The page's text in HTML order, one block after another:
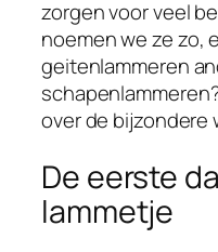
zorgen voor veel
noemen we ze zo,
geitenlammeren
over de bijzondere
De eerste
lammetje